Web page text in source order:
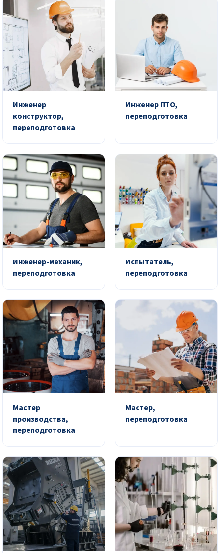
Инженер
конструктор,
переподготовка
Инженер ПТО,
переподготовка
Инженер-механик,
переподготовка
Испытатель,
переподготовка
Мастер
производства,
переподготовка
Мастер,
переподготовка